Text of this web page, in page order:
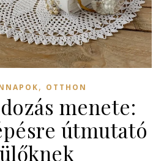
, OTTHON
menete:
útmutató